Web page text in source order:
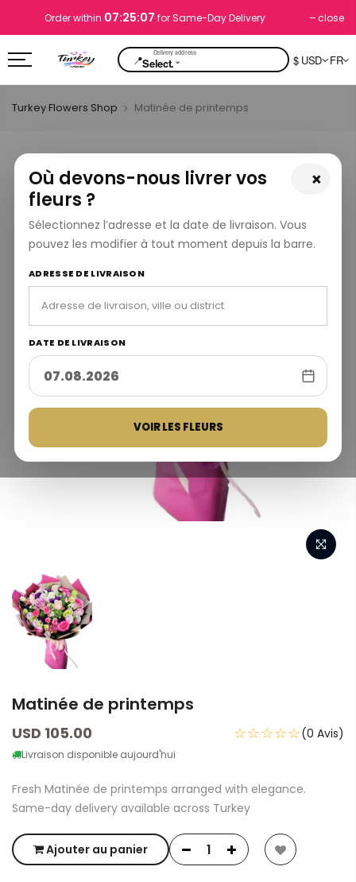
Order within 07:25:06 for Same-Day Delivery close
📍Select.⌄ $ USD FR
×
Où devons-nous livrer vos
fleurs ?
Sélectionnez l’adresse et la date de livraison. Vous
pouvez les modifier à tout moment depuis la barre.
ADRESSE DE LIVRAISON
DATE DE LIVRAISON
VOIR LES FLEURS
Turkey Flowers Shop Matinée de printemps
Matinée de printemps
USD 105.00
Livraison disponible aujourd'hui
☆☆☆☆☆(0 Avis)
Fresh Matinée de printemps arranged with elegance.
Same-day delivery available across Turkey
Ajouter au panier